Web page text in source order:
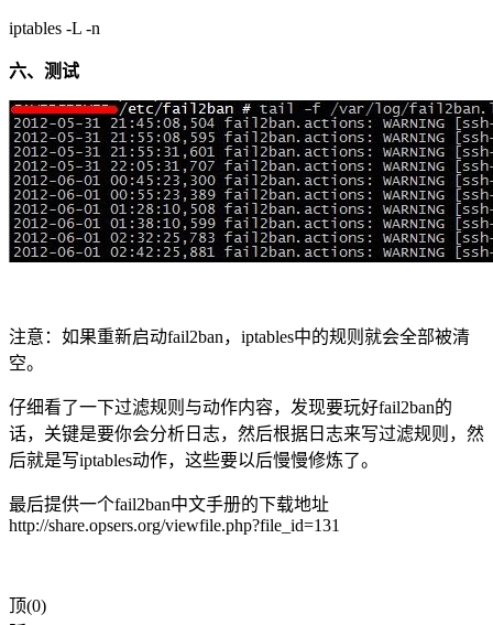
iptables -L -n
六、测试
注意：如果重新启动fail2ban，iptables中的规则就会全部被清
空。
仔细看了一下过滤规则与动作内容，发现要玩好fail2ban的
话，关键是要你会分析日志，然后根据日志来写过滤规则，然
后就是写iptables动作，这些要以后慢慢修炼了。
最后提供一个fail2ban中文手册的下载地址
http://share.opsers.org/viewfile.php?file_id=131
顶(0)